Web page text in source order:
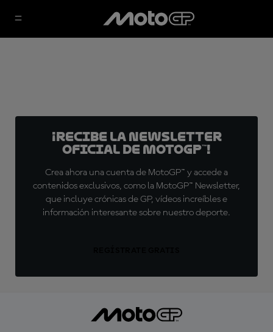
¡Recibe la Newsletter
oficial de MotoGP™!
Crea ahora una cuenta de MotoGP™ y accede a
contenidos exclusivos, como la MotoGP™ Newsletter,
que incluye crónicas de GP, vídeos increíbles e
información interesante sobre nuestro deporte.